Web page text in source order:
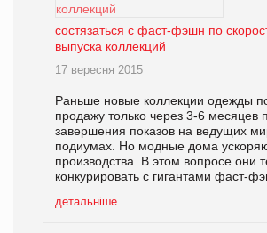
состязаться с фаст-фэшн по
выпуска коллекций
17 вересня 2015
Раньше новые коллекции одежды
продажу только через 3-6 месяцев
завершения показов на ведущих
подиумах. Но модные дома
производства. В этом вопросе они
конкурировать с гигантами фаст-
детальніше